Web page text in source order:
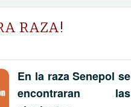
RAZA!
En la raza Senepol se
encontraran las